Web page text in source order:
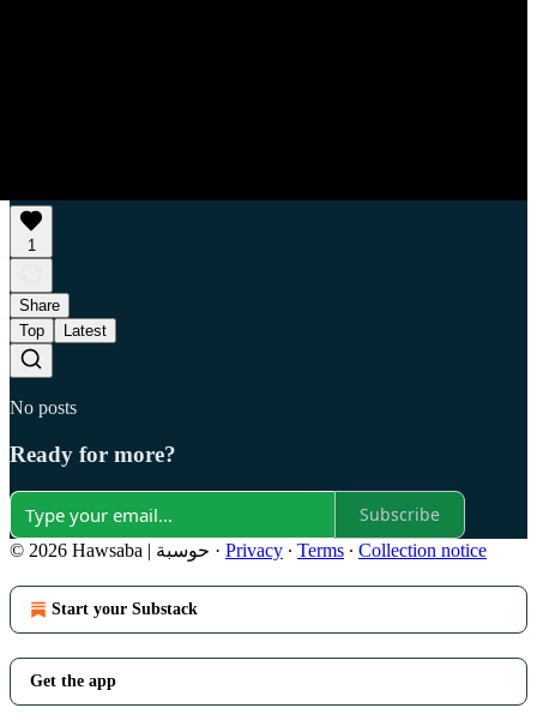
1
Share
Top
Latest
No posts
Ready for more?
Subscribe
© 2026 Hawsaba | حوسبة · Privacy ∙ Terms ∙ Collection notice
Start your Substack
Get the app